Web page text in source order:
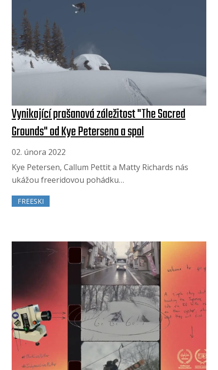
Vynikající prašanová záležitost "The Sacred
Grounds" od Kye Petersena a spol
02. února 2022
Kye Petersen, Callum Pettit a Matty Richards nás
ukážou freeridovou pohádku…
FREESKI